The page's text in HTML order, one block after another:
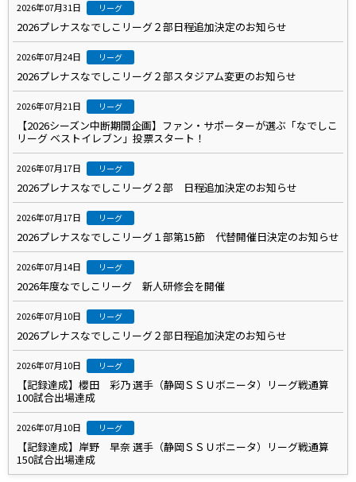
2026年07月31日 リーグ
2026プレナスなでしこリーグ２部日程追加決定のお知らせ
2026年07月24日 リーグ
2026プレナスなでしこリーグ２部スタジアム変更のお知らせ
2026年07月21日 リーグ
【2026シーズン中断期間企画】ファン・サポーターが選ぶ「なでしこ
リーグ ベストイレブン」投票スタート！
2026年07月17日 リーグ
2026プレナスなでしこリーグ２部 日程追加決定のお知らせ
2026年07月17日 リーグ
2026プレナスなでしこリーグ１部第15節 代替開催日決定のお知らせ
2026年07月14日 リーグ
2026年度なでしこリーグ 新人研修会を開催
2026年07月10日 リーグ
2026プレナスなでしこリーグ２部日程追加決定のお知らせ
2026年07月10日 リーグ
【記録達成】櫻田 彩乃 選手（静岡ＳＳＵボニータ）リーグ戦通算
100試合出場達成
2026年07月10日 リーグ
【記録達成】岸野 早奈 選手（静岡ＳＳＵボニータ）リーグ戦通算
150試合出場達成